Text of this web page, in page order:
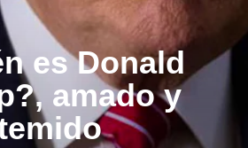
es Donald
amado y